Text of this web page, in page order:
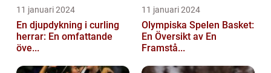
11 januari 2024
En djupdykning i curling
herrar: En omfattande
öve...
11 januari 2024
Olympiska Spelen Basket:
En Översikt av En
Framstå...